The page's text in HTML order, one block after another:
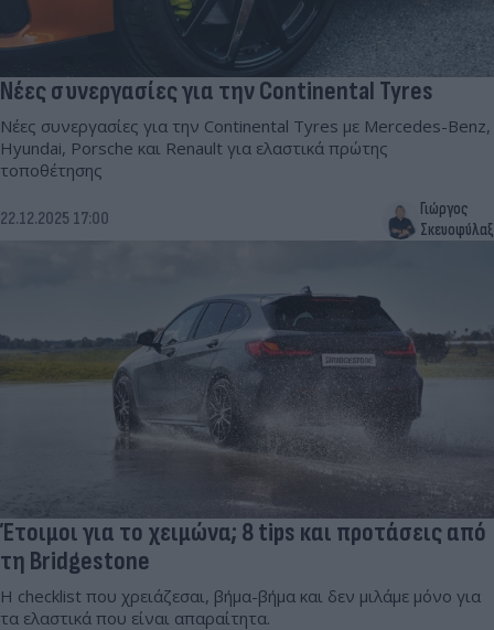
Νέες συνεργασίες για την Continental Tyres
Νέες συνεργασίες για την Continental Tyres με Mercedes-Benz,
Hyundai, Porsche και Renault για ελαστικά πρώτης
τοποθέτησης
22.12.2025 17:00
Γιώργος
Σκευοφύλαξ
Έτοιμοι για το χειμώνα; 8 tips και προτάσεις από
τη Bridgestone
Η checklist που χρειάζεσαι, βήμα-βήμα και δεν μιλάμε μόνο για
τα ελαστικά που είναι απαραίτητα.